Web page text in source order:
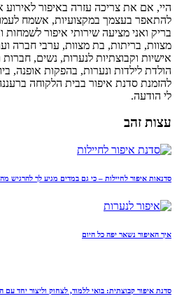
היי, אם את צריכה עזרה באיפור לאירוע
להתאפר בעצמך במקצועיות, אשמח
בריק ואני מציעה שירותי איפור לשמחות
מצוות, בריתות, בת מצוות, ערבי חברה
אישיות וקבוצתיות לנערות, נשים, חברות
הולדת לילדות ונערות, בהפקות אופנה,
להזמנת סדנת איפור בבית הלקוחה
לי הודעה.
עצות זהב
סדנאות איפור לחיילות – כי גם במדים מגיע לך להרגיש
איך האיפור נשאר יפה כל היום
סדנת איפור קבוצתית: בואי ללמוד, לצחוק וליצור יחד עם